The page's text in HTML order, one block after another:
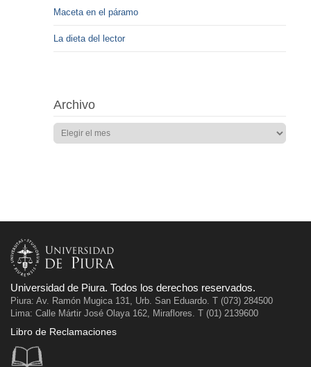
Maceta en el páramo
La dieta del lector
Archivo
Universidad de Piura. Todos los derechos reservados.
Piura: Av. Ramón Mugica 131, Urb. San Eduardo. T (073) 284500
Lima: Calle Mártir José Olaya 162, Miraflores. T (01) 2139600
Libro de Reclamaciones